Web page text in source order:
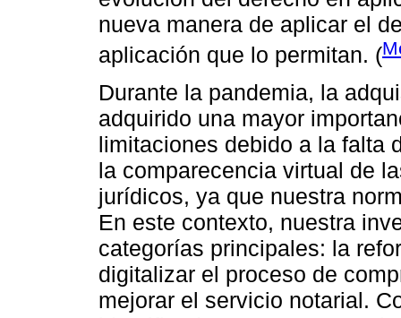
nueva manera de aplicar el
aplicación que lo permitan. (
Durante la pandemia, la
adquirido una mayor
limitaciones debido a la falta
la comparecencia virtual de
jurídicos, ya que nuestra
En este contexto, nuestra
categorías principales: la
digitalizar el proceso de
mejorar el servicio notarial.